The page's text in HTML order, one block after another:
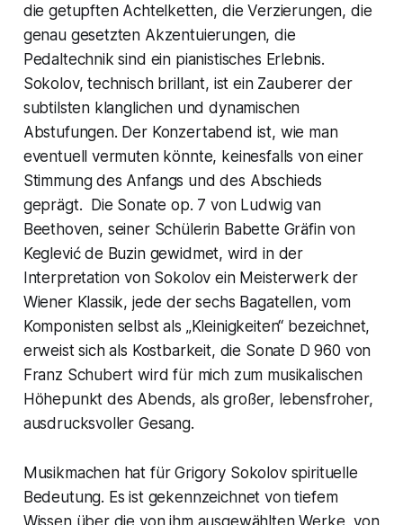
die getupften Achtelketten, die Verzierungen, die
genau gesetzten Akzentuierungen, die
Pedaltechnik sind ein pianistisches Erlebnis.
Sokolov, technisch brillant, ist ein Zauberer der
subtilsten klanglichen und dynamischen
Abstufungen. Der Konzertabend ist, wie man
eventuell vermuten könnte, keinesfalls von einer
Stimmung des Anfangs und des Abschieds
geprägt. Die Sonate op. 7 von Ludwig van
Beethoven, seiner Schülerin Babette Gräfin von
Keglević de Buzin gewidmet, wird in der
Interpretation von Sokolov ein Meisterwerk der
Wiener Klassik, jede der sechs Bagatellen, vom
Komponisten selbst als „Kleinigkeiten“ bezeichnet,
erweist sich als Kostbarkeit, die Sonate D 960 von
Franz Schubert wird für mich zum musikalischen
Höhepunkt des Abends, als großer, lebensfroher,
ausdrucksvoller Gesang.
Musikmachen hat für Grigory Sokolov spirituelle
Bedeutung. Es ist gekennzeichnet von tiefem
Wissen über die von ihm ausgewählten Werke, von